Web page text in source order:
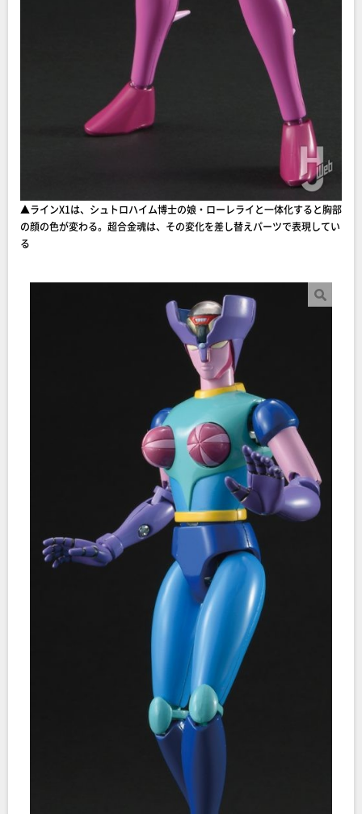
▲ラインX1は、シュトロハイム博士の娘・ローレライと一体化すると胸部
の顔の色が変わる。超合金魂は、その変化を差し替えパーツで表現してい
る